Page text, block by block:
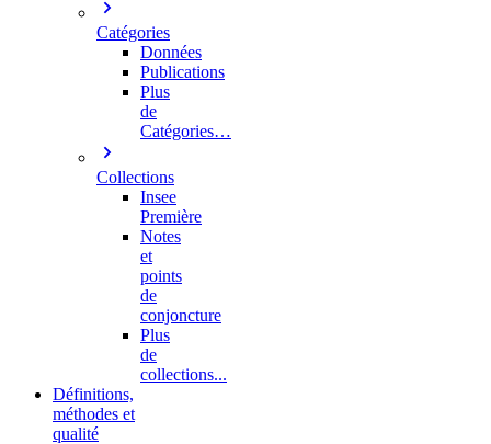
Catégories
Données
Publications
Plus
de
Catégories…
Collections
Insee
Première
Notes
et
points
de
conjoncture
Plus
de
collections...
Définitions,
méthodes et
qualité